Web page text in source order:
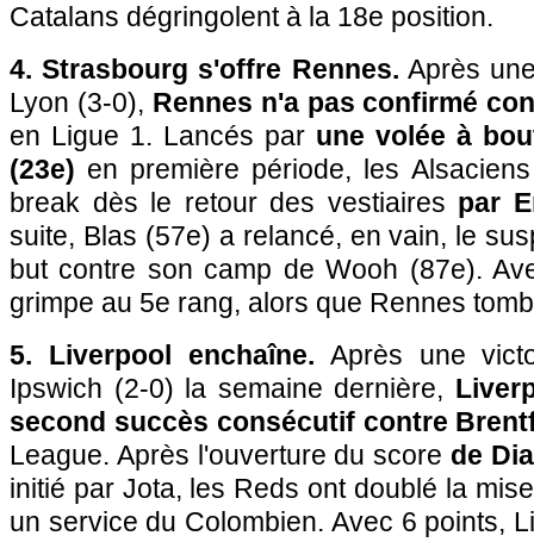
Catalans dégringolent à la 18e position.
4. Strasbourg s'offre Rennes. Après
Lyon (3-0), Rennes n'a pas confirmé
en Ligue 1. Lancés par une volée à
(23e) en première période, les
break dès le retour des vestiaires par
suite, Blas (57e) a relancé, en vain, le
but contre son camp de Wooh (87e).
grimpe au 5e rang, alors que Rennes
5. Liverpool enchaîne. Après une
Ipswich (2-0) la semaine dernière,
second succès consécutif contre
League. Après l'ouverture du score de
initié par Jota, les Reds ont doublé la
un service du Colombien. Avec 6 points,